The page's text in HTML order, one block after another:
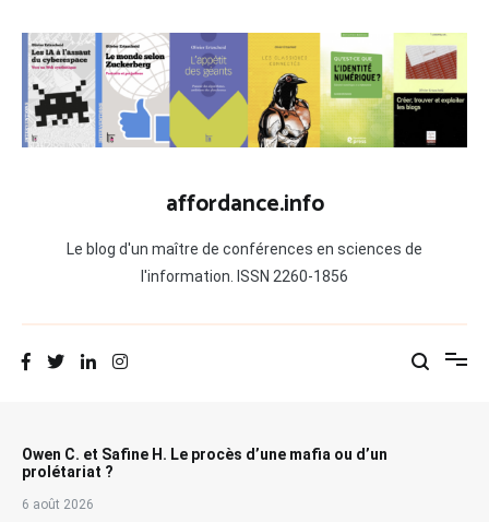
contenu
affordance.info
Le blog d'un maître de conférences en sciences de
l'information. ISSN 2260-1856
Owen C. et Safine H. Le procès d’une mafia ou d’un
prolétariat ?
6 août 2026